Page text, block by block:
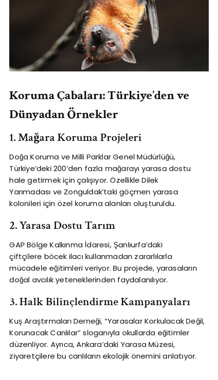
Koruma Çabaları: Türkiye’den ve
Dünyadan Örnekler
1. Mağara Koruma Projeleri
Doğa Koruma ve Milli Parklar Genel Müdürlüğü,
Türkiye’deki 200’den fazla mağarayı yarasa dostu
hale getirmek için çalışıyor. Özellikle Dilek
Yarımadası ve Zonguldak’taki göçmen yarasa
kolonileri için özel koruma alanları oluşturuldu.
2. Yarasa Dostu Tarım
GAP Bölge Kalkınma İdaresi, Şanlıurfa’daki
çiftçilere böcek ilacı kullanmadan zararlılarla
mücadele eğitimleri veriyor. Bu projede, yarasaların
doğal avcılık yeteneklerinden faydalanılıyor.
3. Halk Bilinçlendirme Kampanyaları
Kuş Araştırmaları Derneği, “Yarasalar Korkulacak Değil,
Korunacak Canlılar” sloganıyla okullarda eğitimler
düzenliyor. Ayrıca, Ankara’daki Yarasa Müzesi,
ziyaretçilere bu canlıların ekolojik önemini anlatıyor.